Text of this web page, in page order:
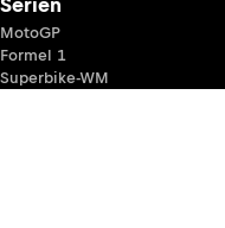
MotoGP
Formel 1
Superbike-WM